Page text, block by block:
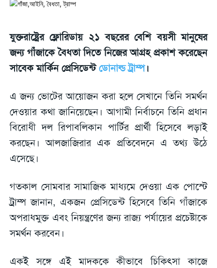
যুক্তরাষ্ট্রের ফ্লোরিডায় ২১ বছরের বেশি বয়সী মানুষের
জন্য গাঁজাকে বৈধতা দিতে নিজের আগ্রহ প্রকাশ করেছেন
সাবেক মার্কিন প্রেসিডেন্টডোনাল্ড ট্রাম্প।
এ জন্য ভোটের আয়োজন করা হলে সেখানে তিনি সমর্থন
দেওয়ার কথা জানিয়েছেন। আগামী নির্বাচনে তিনি প্রধান
বিরোধী দল রিপাবলিকান পার্টির প্রার্থী হিসেবে লড়াই
করছেন। আলজাজিরার এক প্রতিবেদনে এ তথ্য উঠে
এসেছে।
গতকাল সোমবার সামাজিক মাধ্যমে দেওয়া এক পোস্টে
ট্রাম্প জানান, একজন প্রেসিডেন্ট হিসেবে তিনি গাঁজাকে
অপরাধমুক্ত এবং নিয়ন্ত্রণের জন্য রাজ্য পর্যায়ের প্রচেষ্টাকে
সমর্থন করবেন।
একই সঙ্গে এই মাদককে কীভাবে চিকিৎসা কাজে